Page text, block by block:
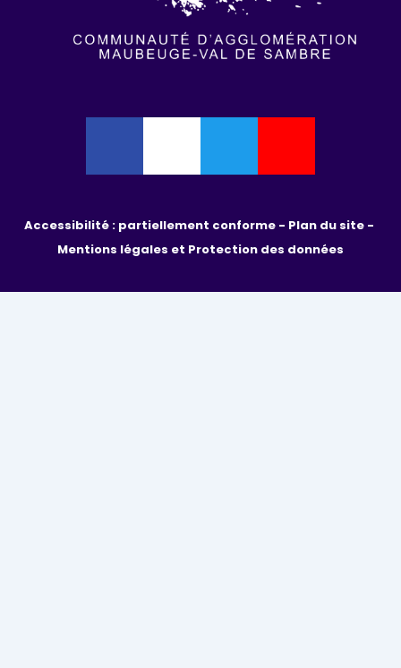
Accessibilité : partiellement conforme -
Mentions légales et Protection des données